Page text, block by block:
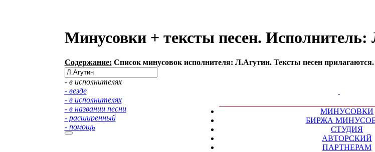
Минусовки + тексты песен.
Содержание: Список минусовок исполнителя: Л.Агутин. Тексты песен
- в исполнителях
- везде
- в исполнителях
- в названии песни
- расширенный
- помощь
МИНУСОВКИ
БИРЖА
СТУДИЯ
АВТОРСКИЙ
ПАРТНЕРАМ